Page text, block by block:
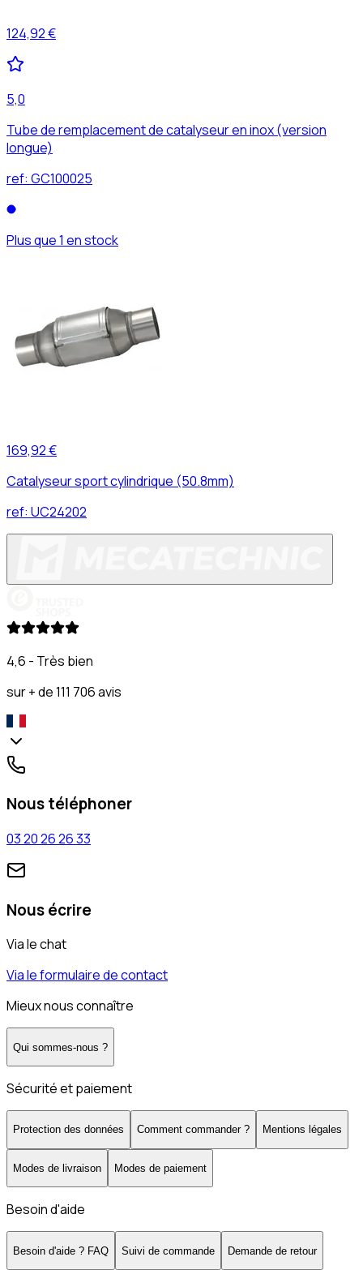
124,92 €
5,0
Tube de remplacement de catalyseur en inox (version
longue)
ref: GC100025
Plus que 1 en stock
169,92 €
Catalyseur sport cylindrique (50.8mm)
ref: UC24202
4,6 - Très bien
sur + de 111 706 avis
Nous téléphoner
03 20 26 26 33
Nous écrire
Via le chat
Via le formulaire de contact
Mieux nous connaître
Qui sommes-nous ?
Sécurité et paiement
Protection des données Comment commander ? Mentions légales
Modes de livraison Modes de paiement
Besoin d'aide
Besoin d'aide ? FAQ Suivi de commande Demande de retour